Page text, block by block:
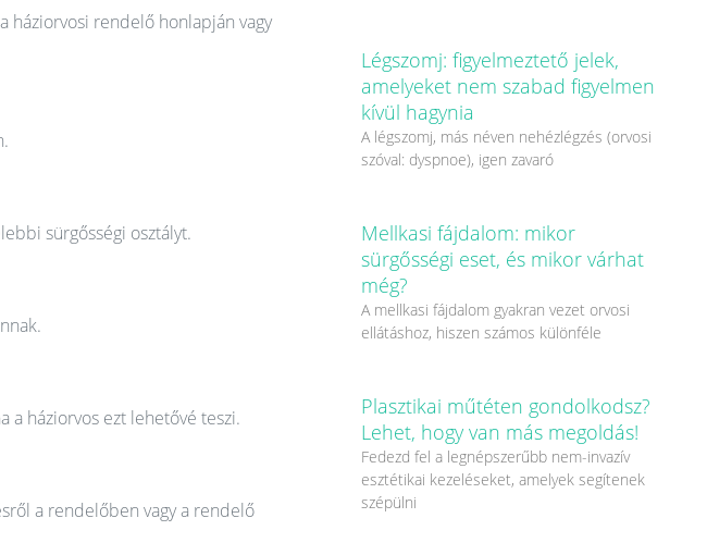
háziorvosi rendelő honlapján vagy
sürgősségi osztályt.
a háziorvos ezt lehetővé teszi.
a rendelőben vagy a rendelő
Légszomj: figyelmeztető jelek,
amelyeket nem szabad figyelmen
kívül hagynia
A légszomj, más néven nehézlégzés (orvosi
szóval: dyspnoe), igen zavaró
Mellkasi fájdalom: mikor
sürgősségi eset, és mikor várhat
még?
A mellkasi fájdalom gyakran vezet orvosi
ellátáshoz, hiszen számos különféle
Plasztikai műtéten gondolkodsz?
Lehet, hogy van más megoldás!
Fedezd fel a legnépszerűbb nem-invazív
esztétikai kezeléseket, amelyek segítenek
szépülni